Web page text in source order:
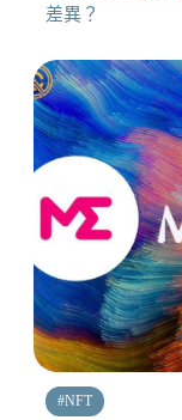
差異？
#NFT